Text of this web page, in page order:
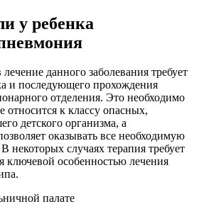
у ребенка
данного заболевания требует
и последующего прохождения
отделения. Это необходимо
относится к классу опасных,
детского организма, а
оказывать все необходимую
некоторых случаях терапия требует
ключевой особенностью лечения